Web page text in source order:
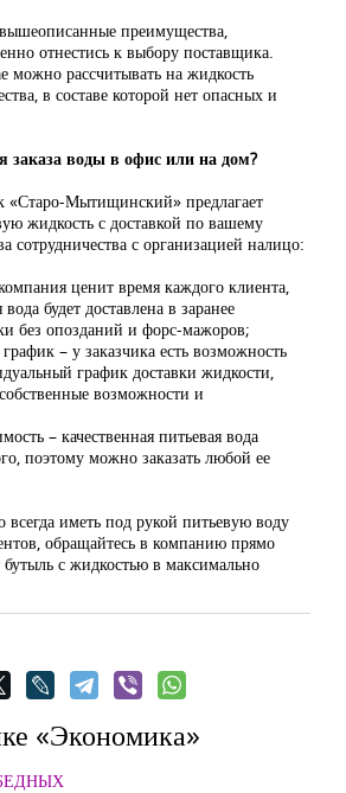
преимущества,
отнестись к выбору поставщика.
можно рассчитывать на жидкость
в составе которой нет опасных и
заказа воды в офис или на дом?
«Старо-Мытищинский» предлагает
жидкость с доставкой по вашему
сотрудничества с организацией налицо:
ценит время каждого клиента,
будет доставлена в заранее
без опозданий и форс-мажоров;
– у заказчика есть возможность
график доставки жидкости,
возможности и
– качественная питьевая вода
поэтому можно заказать любой ее
иметь под рукой питьевую воду
обращайтесь в компанию прямо
бутыль с жидкостью в максимально
«Экономика»